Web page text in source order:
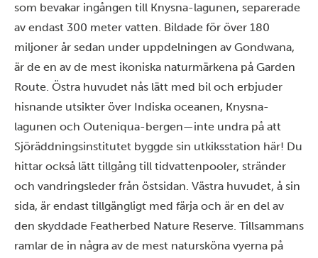
som bevakar ingången till Knysna-lagunen, separerade
av endast 300 meter vatten. Bildade för över 180
miljoner år sedan under uppdelningen av Gondwana,
är de en av de mest ikoniska naturmärkena på Garden
Route. Östra huvudet nås lätt med bil och erbjuder
hisnande utsikter över Indiska oceanen, Knysna-
lagunen och Outeniqua-bergen—inte undra på att
Sjöräddningsinstitutet byggde sin utkiksstation här! Du
hittar också lätt tillgång till tidvattenpooler, stränder
och vandringsleder från östsidan. Västra huvudet, å sin
sida, är endast tillgängligt med färja och är en del av
den skyddade Featherbed Nature Reserve. Tillsammans
ramlar de in några av de mest natursköna vyerna på